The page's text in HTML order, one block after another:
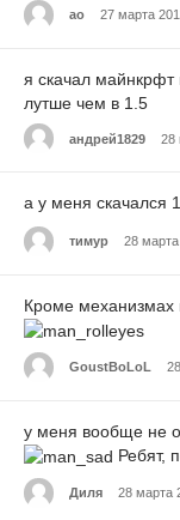
ао 27 марта
я скачал майнкрфт
лутше чем в 1.5
андрей1829 28
а у меня скачался
тимур 28
Кроме механизмах
GoustBoLoL
у меня вообще не
Ребят,
Диля 28 марта